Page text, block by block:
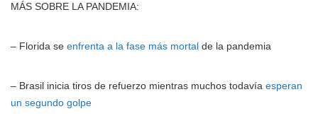
MÁS SOBRE LA PANDEMIA:
– Florida se enfrenta a la fase más mortal de la pandemia
– Brasil inicia tiros de refuerzo mientras muchos todavía esperan
un segundo golpe